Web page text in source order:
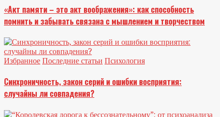
«Акт памяти – это акт воображения»: как способность
помнить и забывать связана с мышлением и творчеством
Избранное Последние статьи Психология
Синхроничность, закон серий и ошибки восприятия:
случайны ли совпадения?